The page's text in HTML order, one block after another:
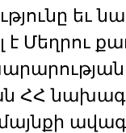
եւ
է Մեղրու
ՀՀ